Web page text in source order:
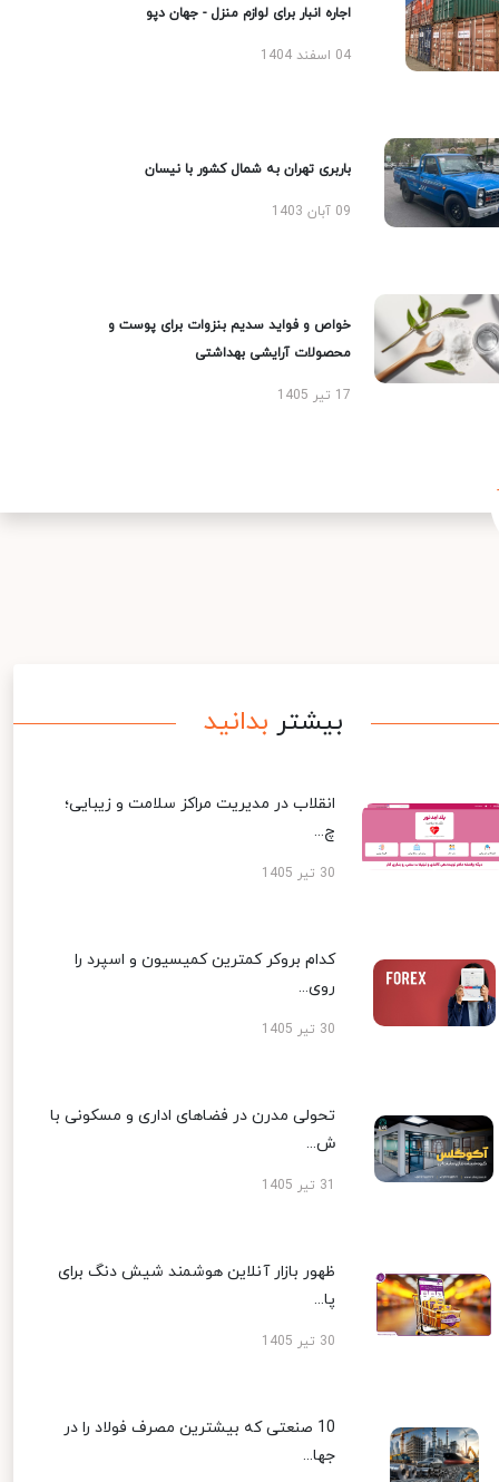
اجاره انبار برای لوازم منزل - جهان دپو
04 اسفند 1404
باربری تهران به شمال کشور با نیسان
09 آبان 1403
خواص و فواید سدیم بنزوات برای پوست و
محصولات آرایشی بهداشتی
17 تیر 1405
بیشتر بدانید
انقلاب در مدیریت مراکز سلامت و زیبایی؛
چ...
30 تیر 1405
کدام بروکر کمترین کمیسیون و اسپرد را
روی...
30 تیر 1405
تحولی مدرن در فضاهای اداری و مسکونی با
ش...
ظهور بازار آنلاین هوشمند شیش دنگ برای
پا...
30 تیر 1405
10 صنعتی که بیشترین مصرف فولاد را در
جها...